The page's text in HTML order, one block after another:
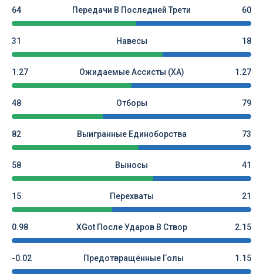
64 Передачи В Последней Трети 60
31 Навесы 18
1.27 Ожидаемые Ассисты (xA) 1.27
48 Отборы 79
82 Выигранные Единоборства 73
58 Выносы 41
15 Перехваты 21
0.98 XGot После Ударов В Створ 2.15
-0.02 Предотвращённые Голы 1.15